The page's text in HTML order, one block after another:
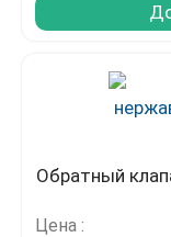
Обратный
Цена :